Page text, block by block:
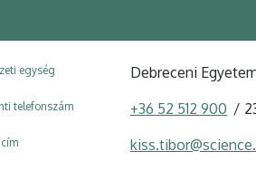
egység Debreceni
telefonszám +36 52 512 900